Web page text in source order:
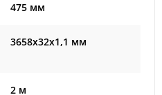
475 мм
3658x32x1,1 мм
2 м